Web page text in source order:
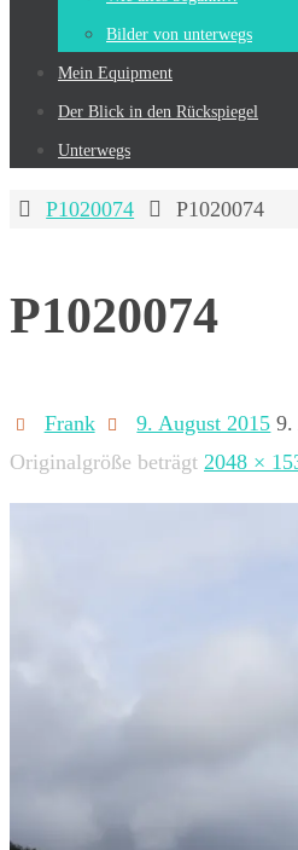
Bilder von unterwegs
Mein Equip­ment
Der Blick in den Rückspiegel
Unterwegs
StartP1020074 P1020074
P1020074
Frank 9. August 2015 9.
Originalgröße beträgt 2048 ×